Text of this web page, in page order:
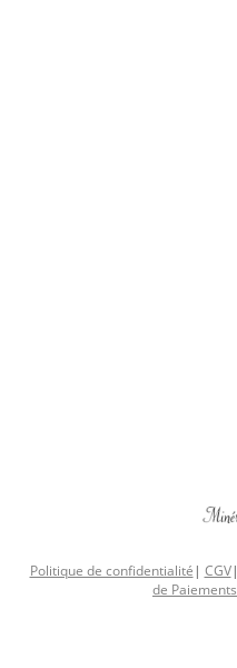
Politique de confidentialité | CGV|
de Paiements